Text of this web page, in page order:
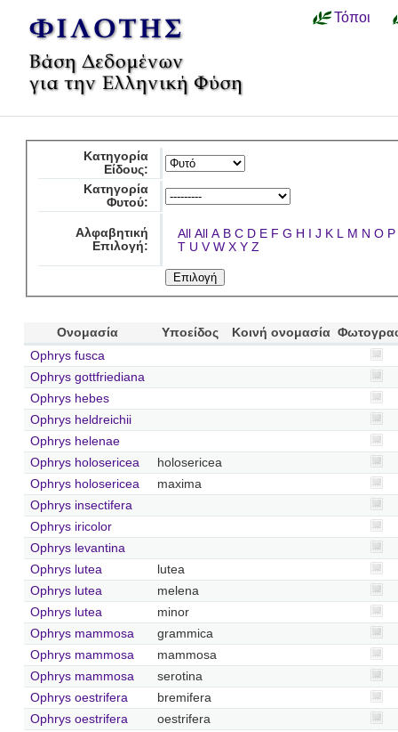
Τόποι
Κατηγορία
Είδους:
Κατηγορία
Φυτού:
Αλφαβητική
Επιλογή:
All All A B C D E F G H I J K L M N O P
T U V W X Y Z
Ονομασία Υποείδος Κοινή ονομασία
Ophrys fusca
Ophrys gottfriediana
Ophrys hebes
Ophrys heldreichii
Ophrys helenae
Ophrys holosericea
holosericea
Ophrys holosericea
maxima
Ophrys insectifera
Ophrys iricolor
Ophrys levantina
Ophrys lutea
lutea
Ophrys lutea
melena
Ophrys lutea
minor
Ophrys mammosa
grammica
Ophrys mammosa
mammosa
Ophrys mammosa
serotina
Ophrys oestrifera
bremifera
Ophrys oestrifera
oestrifera